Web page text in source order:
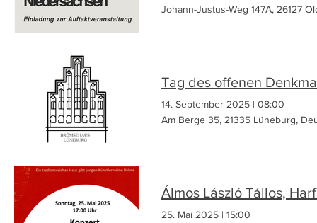
Johann-Justus-Weg 147A, 26127
Tag des offenen
14. September 2025 | 08:00
Am Berge 35, 21335 Lüneburg,
25. Mai 2025 | 15:00